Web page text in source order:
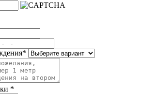
*
*